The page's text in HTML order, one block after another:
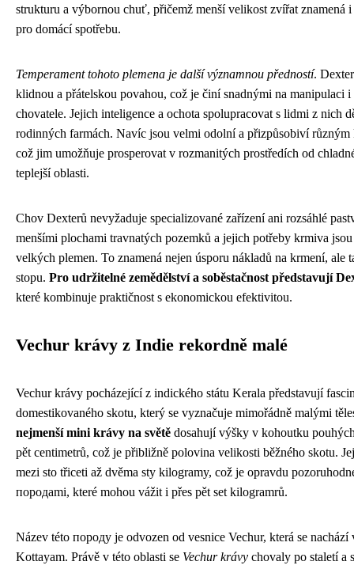
strukturu a výbornou chuť, přičemž menší velikost zvířat znamená i
pro domácí spotřebu.
Temperament tohoto plemena je další významnou předností.
klidnou a přátelskou povahou, což je činí snadnými na manipulaci i
chovatele. Jejich inteligence a ochota spolupracovat s lidmi z nich
rodinných farmách. Navíc jsou velmi odolní a přizpůsobiví
což jim umožňuje prosperovat v rozmanitých prostředích od
teplejší oblasti.
Chov Dexterů nevyžaduje specializované zařízení ani rozsáhlé
menšími plochami travnatých pozemků a jejich potřeby krmiva
velkých plemen. To znamená nejen úsporu nákladů na krmení, ale
stopu. Pro udržitelné zemědělství a soběstačnost představují
které kombinuje praktičnost s ekonomickou efektivitou.
Vechur krávy z Indie rekordně malé
Vechur krávy pocházející z indického státu Kerala představují
domestikovaného skotu, který se vyznačuje mimořádně malými
nejmenší mini krávy na světě dosahují výšky v kohoutku
pět centimetrů, což je přibližně polovina velikosti běžného skotu.
mezi sto třiceti až dvěma sty kilogramy, což je opravdu
породami, které mohou vážit i přes pět set kilogramrů.
Název této породy je odvozen od vesnice Vechur, která se
Kottayam. Právě v této oblasti se Vechur krávy chovaly po staletí a